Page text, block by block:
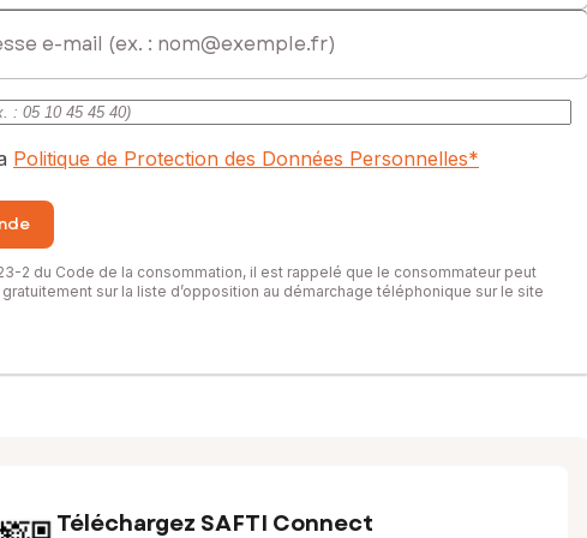
Politique de Protection des Données Personnelles*
2 du Code de la consommation, il est rappelé que le consommateur peut
sur la liste d’opposition au démarchage téléphonique sur le site
Téléchargez SAFTI Connect